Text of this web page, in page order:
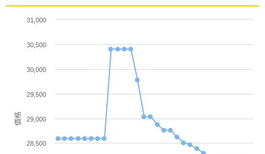
18 作業系統，多工視窗應用帶來更便利的操作體驗。
了可以幫助撰寫優化文句、錄音轉換逐字稿、生成圖
像、清除相片背景物件等，同時也能搭配 Siri 實現更
聰明智慧的助理體驗。
前後 1,200 萬畫素相機
Apple iPad mini (2024) Wi-Fi 512GB 前置 1,200 萬
主螢幕
解析度
2266x1488 pixels
像素密
主螢幕
最大亮
價格
28,500
29,000
29,500
30,000
30,500
31,000